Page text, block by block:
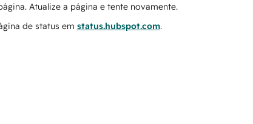
Atualize a página e tente novamente.
de status em status.hubspot.com.